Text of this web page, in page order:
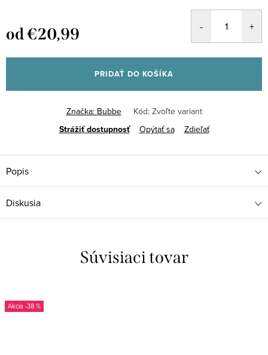
od€20,99
cena:
PRIDAŤ DO KOŠÍKA
Značka: Bubbe Kód: Zvoľte variant
Opýtať sa
Strážiť Zdieľať
Popis
Diskusia
Súvisiaci tovar
-38 %